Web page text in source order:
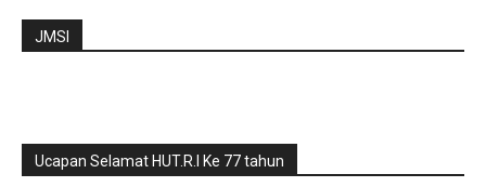
JMSI
Ucapan Selamat HUT.R.I Ke 77 tahun